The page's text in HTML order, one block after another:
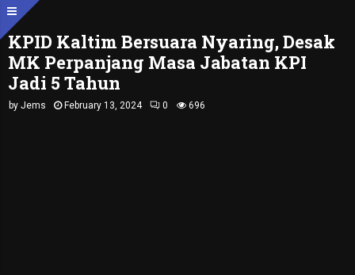
KPID Kaltim Bersuara Nyaring, Desak
MK Perpanjang Masa Jabatan KPI
Jadi 5 Tahun
by Jems February 13, 2024 0 696